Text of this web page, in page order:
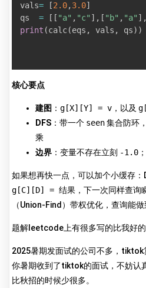
vals= [2.0,3.0]
qs = [ [ "a" , "c" ] , [ "b" , "a" ] ,
print (calc(eqs , vals , qs) )
核心要点
建图 ： g[X][Y] = v ，以及
DFS ：带一个 seen集合防环
乘
边界 ：变量不存在立刻 -1.0
如果想再快一点，可以加个小缓存
g[C][D] = 结果 ，下一次同样查
（Union-Find）带权优化，查询能做
题解leetcode上有很多写的比我好的
2025暑期发面试的公司不多，
你暑期收到了tiktok的面试，不妨认
比秋招的时候少很多。